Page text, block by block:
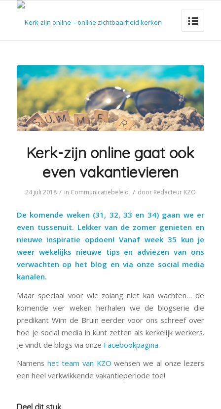
Kerk-zijn online gaat ook
even vakantievieren
24 juli 2018 / in Communicatiebeleid / door Redacteur KZO
De komende weken (31, 32, 33 en 34) gaan we er
even tussenuit. Lekker van de zomer genieten en
nieuwe inspiratie opdoen! Vanaf week 35 kun je
weer wekelijks nieuwe tips en adviezen van ons
verwachten op het blog en via onze social media
kanalen.
Maar speciaal voor wie zolang niet kan wachten… de
komende vier weken herhalen we de blogserie die
predikant Wim de Bruin eerder voor ons schreef over
hoe je social media in kunt zetten als kerkelijk werkers.
Je vindt de blogs via onze Facebookpagina.
Namens het team van KZO wensen we al onze lezers
een heel verkwikkende vakantieperiode toe!
Deel dit stuk